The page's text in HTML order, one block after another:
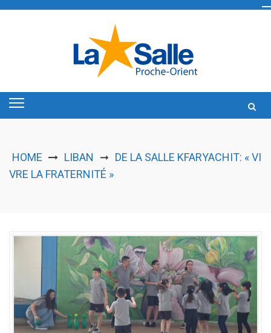
HOME LIBAN ➞ DE LA SALLE KFARYACHIT: « VI
VRE LA FRATERNITÉ »